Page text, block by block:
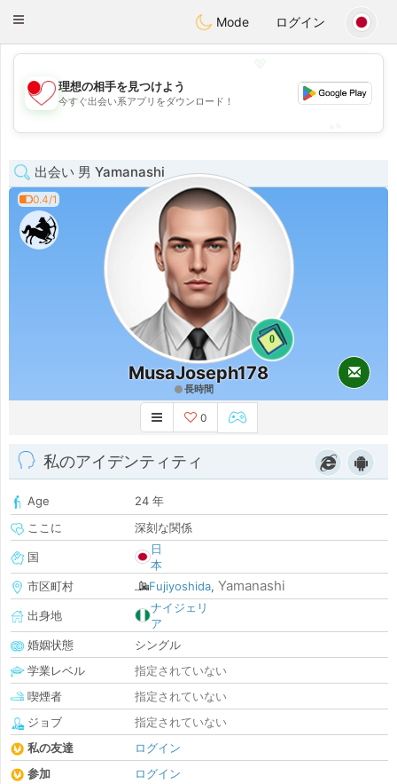
日本Chat
Toggle
Mode ログイン
💖
💕
理想の相手を見つけよう
今すぐ出会い系アプリをダウンロード！
出会い 男 Yamanashi
0.4/1
0
MusaJoseph178
長時間
0
私のアイデンティティ
Age
24 年
ここに
深刻な関係
国
日
本
市区町村
Fujiyoshida, Yamanashi
出身地
ナイジェリ
ア
婚姻状態
シングル
学業レベル
指定されていない
喫煙者
指定されていない
ジョブ
指定されていない
私の友達
ログイン
参加
ログイン